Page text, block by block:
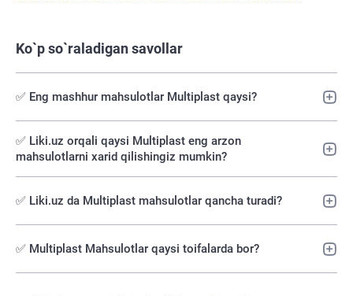
Ko`p so`raladigan savollar
✅ Eng mashhur mahsulotlar Multiplast qaysi?
✅️ Liki.uz orqali qaysi Multiplast eng arzon
mahsulotlarni xarid qilishingiz mumkin?
✅ Liki.uz da Multiplast mahsulotlar qancha turadi?
✅ Multiplast Mahsulotlar qaysi toifalarda bor?